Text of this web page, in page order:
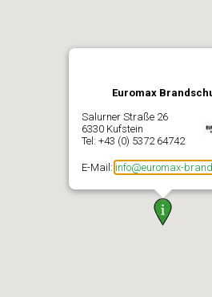
Euromax
Salurner Straße 26
6330 Kufstein
Tel: +43 (0) 5372 64742
E-Mail: info@euromax-